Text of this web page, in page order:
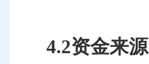
4.2资金来源